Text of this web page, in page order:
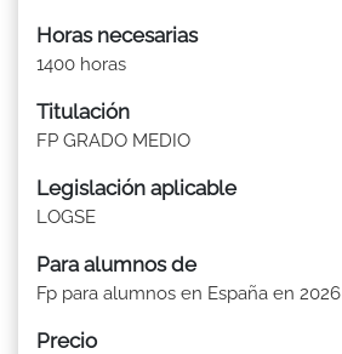
Horas necesarias
1400 horas
Titulación
FP GRADO MEDIO
Legislación aplicable
LOGSE
Para alumnos de
Fp para alumnos en España en 2026
Precio